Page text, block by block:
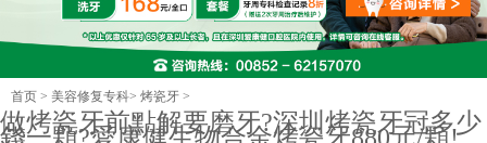
首页 > 美容修复专科> 烤瓷牙 >
做烤瓷牙前點解要磨牙?深圳烤瓷牙冠多少
錢一顆?愛康健生物合金烤瓷牙880元/顆!